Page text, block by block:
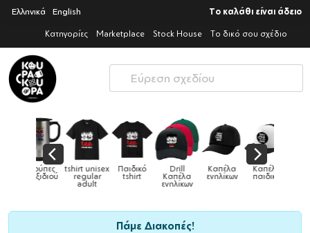
Ελληνικά English Το καλάθι είναι άδειο
Κατηγορίες Marketplace Stock House Το δικό σου σχέδιο
Παιδικό
tshirt
Drill
Καπέλα
ενηλίκων
Καπέλα
ενηλίκων
Καπέλα
παιδικά Κούπες Κούπες
ειδικές
Πάμε Διακοπές!